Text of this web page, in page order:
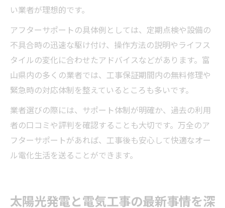
い業者が理想的です。
アフターサポートの具体例としては、定期点検や設備の
不具合時の迅速な駆け付け、操作方法の説明やライフス
タイルの変化に合わせたアドバイスなどがあります。富
山県内の多くの業者では、工事保証期間内の無料修理や
緊急時の対応体制を整えているところも多いです。
業者選びの際には、サポート体制が明確か、過去の利用
者の口コミや評判を確認することも大切です。万全のア
フターサポートがあれば、工事後も安心して快適なオー
ル電化生活を送ることができます。
太陽光発電と電気工事の最新事情を深